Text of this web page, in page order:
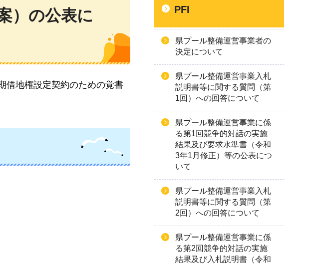
）の公表に
借地権設定契約のための覚書
PFI
県プール整備運営事業者の
決定について
県プール整備運営事業入札
説明書等に関する質問（第
1回）への回答について
県プール整備運営事業に係
る第1回競争的対話の実施
結果及び要求水準書（令和
3年1月修正）等の公表につ
いて
県プール整備運営事業入札
説明書等に関する質問（第
2回）への回答について
県プール整備運営事業に係
る第2回競争的対話の実施
結果及び入札説明書（令和